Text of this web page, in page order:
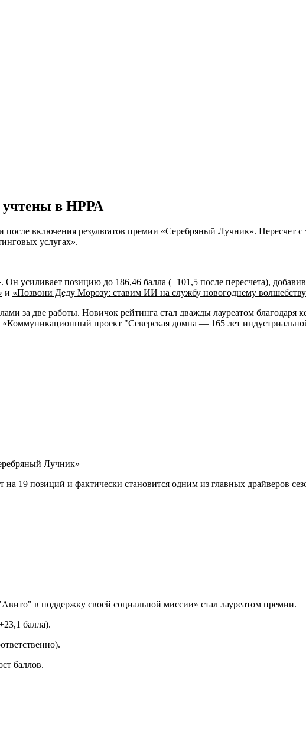
учтены в НРРА
включения результатов премии «Серебряный Лучник». Пересчет с
услугах».
. Он усиливает позицию до 186,46 балла (+101,5 после пересчета),
и «Позвони Деду Морозу: ставим ИИ на службу новогоднему
за две работы. Новичок рейтинга стал дважды лауреатом благодаря
«Коммуникационный проект "Северская домна — 165 лет
Лучник»
19 позиций и фактически становится одним из главных драйверов
в поддержку своей социальной миссии» стал лауреатом премии.
балла).
баллов.